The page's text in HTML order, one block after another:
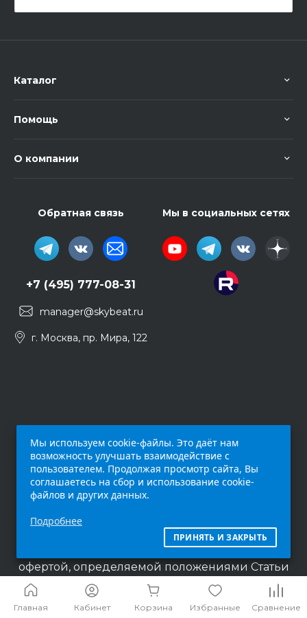
Главная Кабинет Корзина Избранные Сравнение
Каталог
Помощь
О компании
Обратная связь
+7 (495) 777-08-31
manager@skybeat.ru
г. Москва, пр. Мира, 122
Мы в социальных сетях
интернет-сайт (
исключительно информационный характер и
ни при каких условиях не является публичной
офертой, определяемой положениями Статьи
437 п.2 Гражданского кодекса Российской
Федерации.
Мы используем cookie-файлы. Это даёт нам
возможность улучшать взаимодействие с
пользователем. Продолжая просмотр сайта, Вы
соглашаетесь на сбор и использование cookie-
файлов и других данных.
Подробнее
ПРИНЯТЬ И ЗАКРЫТЬ